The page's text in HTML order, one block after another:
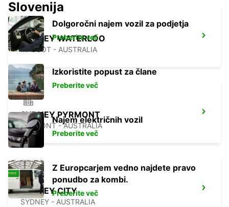
SYDNEY WATERLOO
MASCOT - AUSTRALIA
SYDNEY PYRMONT
PYRMONT - AUSTRALIA
SYDNEY CITY
SYDNEY - AUSTRALIA
Slovenija
Dolgoročni najem vozil za podjetja
Preberite več
Izkoristite popust za člane
Preberite več
Najem električnih vozil
Preberite več
Z Europcarjem vedno najdete pravo
ponudbo za kombi.
Preberite več